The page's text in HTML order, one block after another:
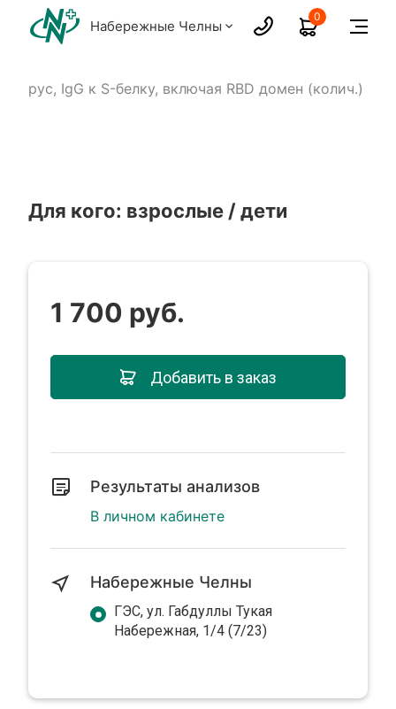
Набережные Челны
0
IgG к S-белку, включая RBD домен (колич.)
Для кого: взрослые / дети
1 700 руб.
Добавить в заказ
Результаты анализов
В личном кабинете
Набережные Челны
ГЭС, ул. Габдуллы Тукая
Набережная, 1/4 (7/23)